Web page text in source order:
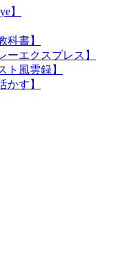
】
科書】
ーエクスプレス】
ト風雲録】
かす】